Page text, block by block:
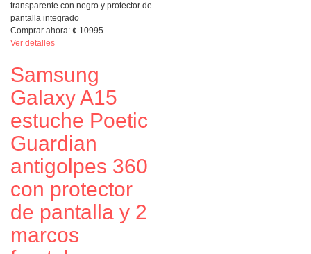
transparente con negro y protector de
pantalla integrado
Comprar ahora: ¢ 10995
Ver detalles
Samsung
Galaxy A15
estuche Poetic
Guardian
antigolpes 360
con protector
de pantalla y 2
marcos